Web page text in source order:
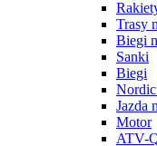
Trasy
Biegi
Sanki
Biegi
Jazda
Motor
ATV-